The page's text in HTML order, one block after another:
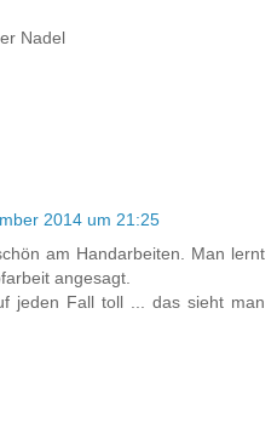
Nadel
2014 um 21:25
am Handarbeiten. Man lernt
angesagt.
jeden Fall toll ... das sieht man